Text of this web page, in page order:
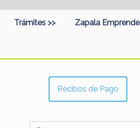
Trámites >> Zapala Emprende
Recibos de Pago